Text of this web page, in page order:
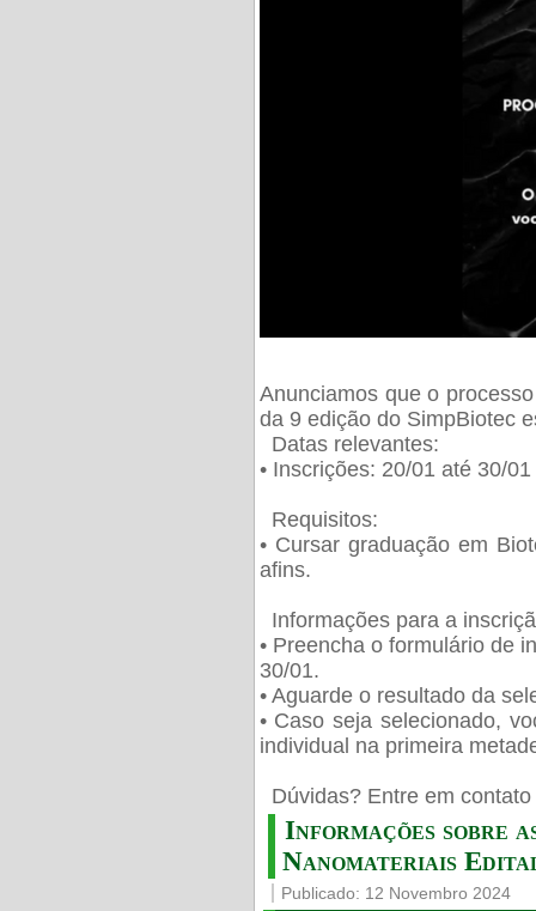
Anunciamos que o
da 9 edição do SimpBiotec
Datas relevantes:
• Inscrições: 20/01 até 30/01
Requisitos:
• Cursar graduação em
afins.
Informações para a
• Preencha o formulário de
30/01.
• Aguarde o resultado da
• Caso seja selecionado,
individual na primeira
Dúvidas? Entre em
Informações sobre
Nanomateriais
Publicado: 12 Novembro 2024